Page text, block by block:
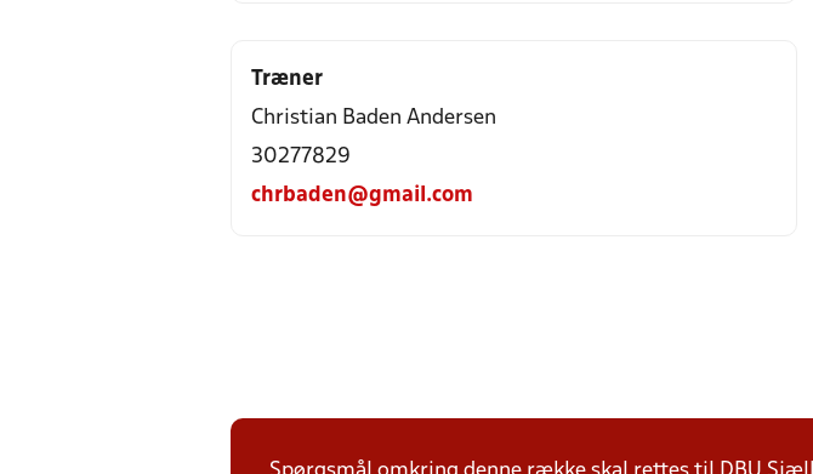
Træner
Christian Baden Andersen
30277829
chrbaden@gmail.com